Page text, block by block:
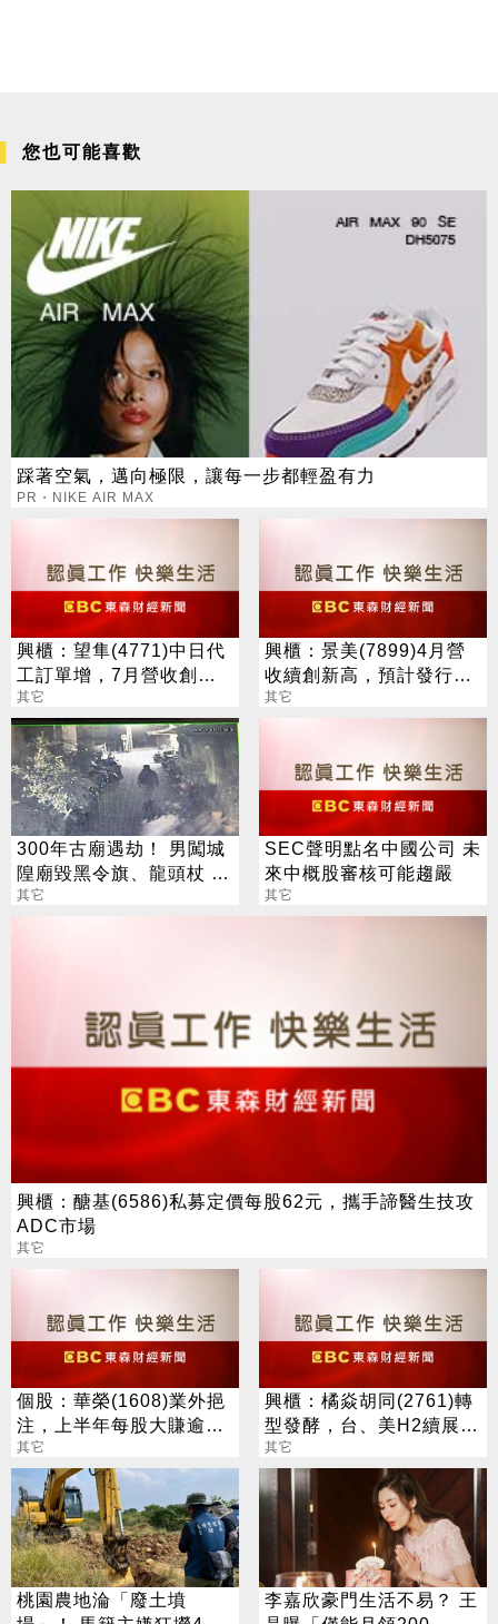
您也可能喜歡
踩著空氣，邁向極限，讓每一步都輕盈有力
PR・NIKE AIR MAX
興櫃：望隼(4771)中日代
工訂單增，7月營收創新
高
其它
興櫃：景美(7899)4月營
收續創新高，預計發行增
資，募資10.5億元至17.5
其它
300年古廟遇劫！ 男闖城
隍廟毀黑令旗、龍頭杖 民
俗專家示警了
其它
SEC聲明點名中國公司 未
來中概股審核可能趨嚴
其它
興櫃：醣基(6586)私募定價每股62元，攜手諦醫生技攻
ADC市場
其它
個股：華榮(1608)業外挹
注，上半年每股大賺逾7
元，股價跳空漲停鎖住
其它
興櫃：橘焱胡同(2761)轉
型發酵，台、美H2續展
店，2028年預計達百店目
標
其它
桃園農地淪「廢土墳
李嘉欣豪門生活不易？ 王